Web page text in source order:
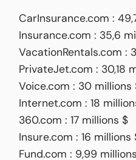
CarInsurance.com :
Insurance.com : 35,6
VacationRentals.com :
PrivateJet.com : 30,18
Voice.com : 30 millions
Internet.com : 18
360.com : 17 millions $
Insure.com : 16 millions
Fund.com : 9,99